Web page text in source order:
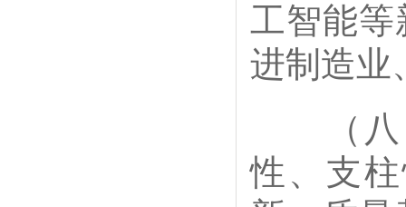
工智能等
进制造业
（八）
性、支